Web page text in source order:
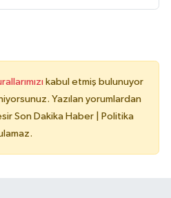
kabul etmiş bulunuyor
Yazılan yorumlardan
Son Dakika Haber | Politika